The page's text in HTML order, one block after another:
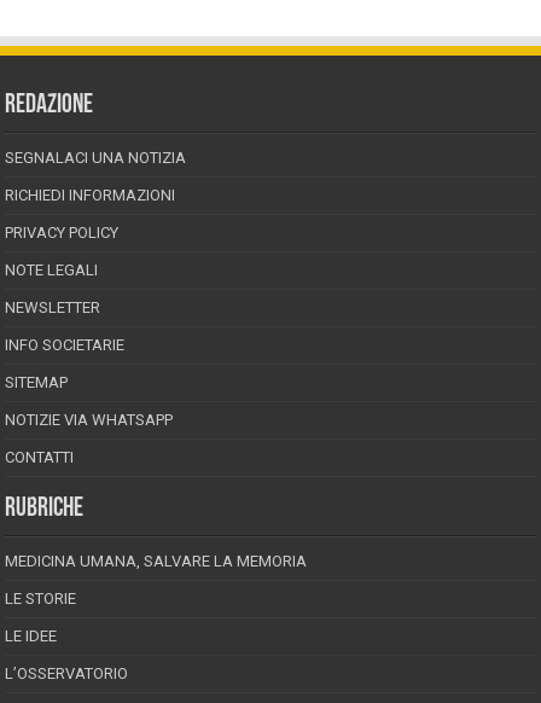
REDAZIONE
SEGNALACI UNA NOTIZIA
RICHIEDI INFORMAZIONI
PRIVACY POLICY
NOTE LEGALI
NEWSLETTER
INFO SOCIETARIE
SITEMAP
NOTIZIE VIA WHATSAPP
CONTATTI
RUBRICHE
MEDICINA UMANA, SALVARE LA MEMORIA
LE STORIE
LE IDEE
L’OSSERVATORIO